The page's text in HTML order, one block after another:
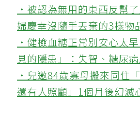
‧被認為無用的東西反幫
婦慶幸沒隨手丟棄的3樣物
‧健檢血糖正常別安心太
見的隱患」：失智、糖尿
‧兒邀84歲寡母搬來同住
還有人照顧」1個月後幻滅